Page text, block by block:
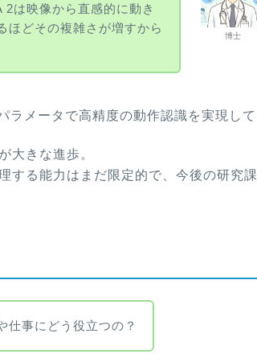
博士
は映像から直感的に動き
ほどその複雑さが増すから
ラメータで高精度の動作認識を実現して
大きな進歩。
する能力はまだ限定的で、今後の研究課
仕事にどう役立つの？